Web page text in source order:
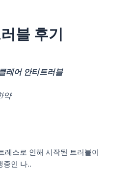
블 후기
레어 안티트러블
약
레스로 인해 시작된 트러블이
중인 나..